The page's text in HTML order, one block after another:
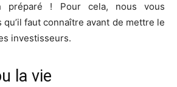
préparé ! Pour cela, nous vous
faut connaître avant de mettre le
investisseurs.
la vie